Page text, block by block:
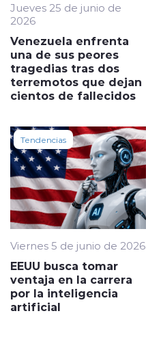
Jueves 25 de junio de
2026
Venezuela enfrenta
una de sus peores
tragedias tras dos
terremotos que dejan
cientos de fallecidos
Tendencias
Viernes 5 de junio de 2026
EEUU busca tomar
ventaja en la carrera
por la inteligencia
artificial